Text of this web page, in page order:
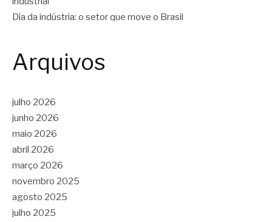
Dia da indústria: o setor que move o Brasil
Arquivos
julho 2026
junho 2026
maio 2026
abril 2026
março 2026
novembro 2025
agosto 2025
julho 2025